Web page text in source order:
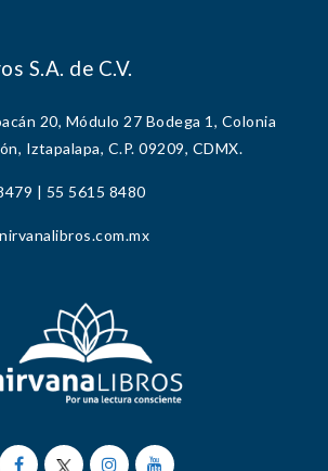
S.A. de C.V.
20, Módulo 27 Bodega 1, Colonia
Iztapalapa, C.P. 09209, CDMX.
| 55 5615 8480